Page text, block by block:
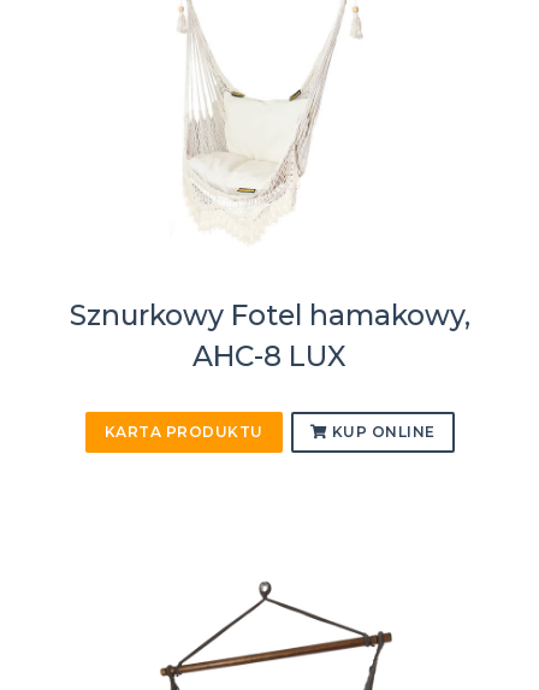
Sznurkowy Fotel hamakowy,
AHC-8 LUX
KARTA PRODUKTU KUP ONLINE